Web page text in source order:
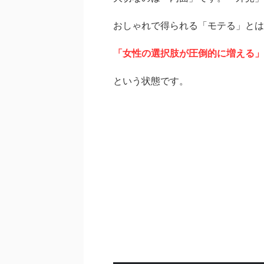
おしゃれで得られる「モテる」と
「女性の選択肢が圧倒的に増える」
という状態です。